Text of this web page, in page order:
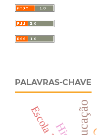
PALAVRAS-CHAVE